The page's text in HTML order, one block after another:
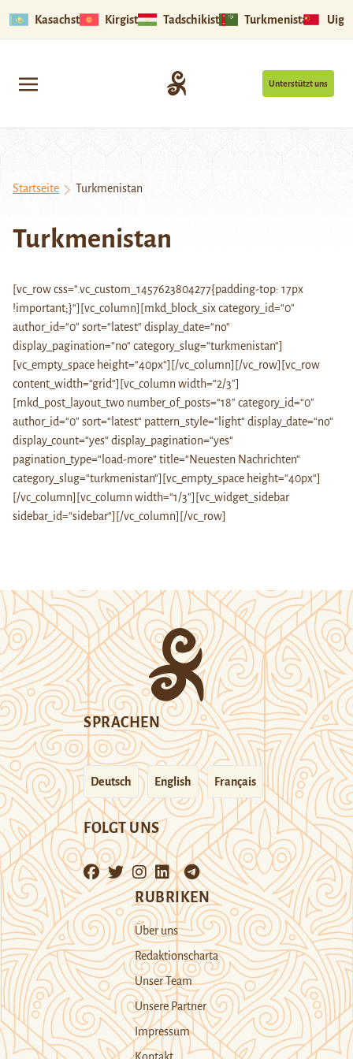
Kasachstan Kirgistan Tadschikistan Turkmenistan
Unterstützt uns
Startseite Turkmenistan
Turkmenistan
[vc_row css=“.vc_custom_1457623804277{padding-top: 17px
!important;}“][vc_column][mkd_block_six category_id=“0″
author_id=“0″ sort=“latest“ display_date=“no“
display_pagination=“no“ category_slug=“turkmenistan“]
[vc_empty_space height=“40px“][/vc_column][/vc_row][vc_row
content_width=“grid“][vc_column width=“2/3″]
[mkd_post_layout_two number_of_posts=“18″ category_id=“0″
author_id=“0″ sort=“latest“ pattern_style=“light“ display_date=“no“
display_count=“yes“ display_pagination=“yes“
pagination_type=“load-more“ title=“Neuesten Nachrichten“
category_slug=“turkmenistan“][vc_empty_space height=“40px“]
[/vc_column][vc_column width=“1/3″][vc_widget_sidebar
sidebar_id=“sidebar“][/vc_column][/vc_row]
SPRACHEN
Deutsch English Français
FOLGT UNS
RUBRIKEN
Über uns
Redaktionscharta
Unser Team
Unsere Partner
Impressum